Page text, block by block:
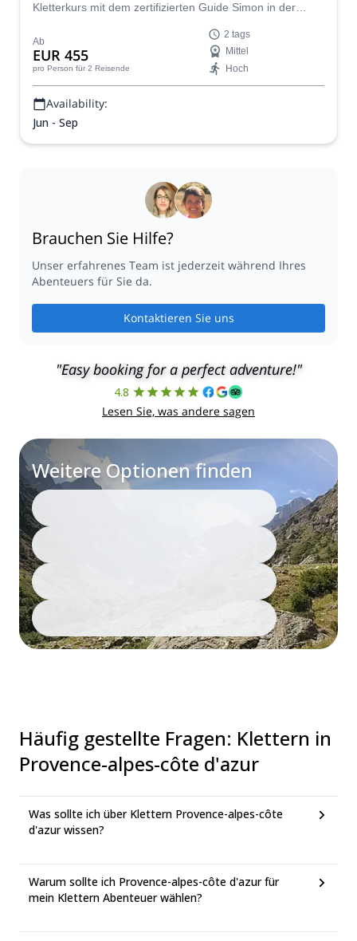
Kletterkurs mit dem zertifizierten Guide Simon in der
Diese wunderschöne Schlucht, die vom Verdon-Fluss
geformt wurde, bietet erstaunliche Kletterrouten, die Sie
erkunden und genießen können, während Sie Ihre
Technik perfektionieren.
Ab
EUR 455
pro Person für 2 Reisende
2 tags
Mittel
Hoch
Availability:
Jun - Sep
Brauchen Sie Hilfe?
Unser erfahrenes Team ist jederzeit während Ihres
Abenteuers für Sie da.
Kontaktieren Sie uns
"Easy booking for a perfect adventure!"
4.8
Lesen Sie, was andere sagen
Weitere Optionen finden
Häufig gestellte Fragen: Klettern in
Provence-alpes-côte d'azur
Was sollte ich über Klettern Provence-alpes-côte
d'azur wissen?
Warum sollte ich Provence-alpes-côte d'azur für
mein Klettern Abenteuer wählen?